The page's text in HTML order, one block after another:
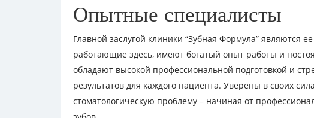
Опытные специалисты
Главной заслугой клиники “Зубная Формула” являются
работающие здесь, имеют богатый опыт работы и
обладают высокой профессиональной подготовкой и
результатов для каждого пациента. Уверены в своих
стоматологическую проблему – начиная от